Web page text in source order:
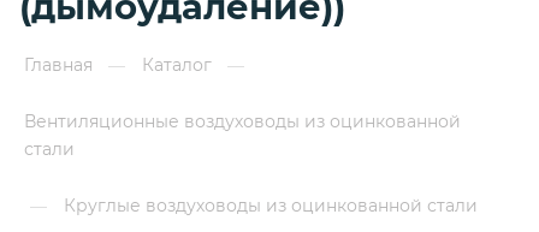
Главная — Каталог —
Вентиляционные воздуховоды из оцинкованной
стали
— Круглые воздуховоды из оцинкованной стали